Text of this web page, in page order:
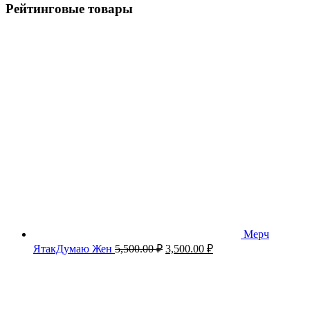
Рейтинговые товары
Мерч
ЯтакДумаю Жен 5,500.00₽ Первоначальная
3,500.00 ₽Текущая